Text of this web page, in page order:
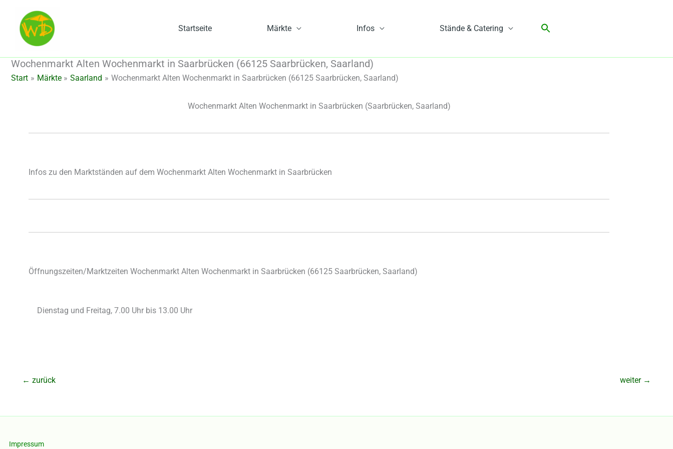
springen
Startseite Märkte Infos Stände & Catering
Wochenmarkt Alten Wochenmarkt in Saarbrücken (66125 Saarbrücken, Saarland)
Start Märkte Saarland Wochenmarkt Alten Wochenmarkt in Saarbrücken (66125 Saarbrücken, Saarland)
Wochenmarkt Alten Wochenmarkt in Saarbrücken (Saarbrücken, Saarland)
Infos zu den Marktständen auf dem Wochenmarkt Alten Wochenmarkt in Saarbrücken
Öffnungszeiten/Marktzeiten Wochenmarkt Alten Wochenmarkt in Saarbrücken (66125 Saarbrücken, Saarland)
Dienstag und Freitag, 7.00 Uhr bis 13.00 Uhr
← zurück weiter →
Impressum